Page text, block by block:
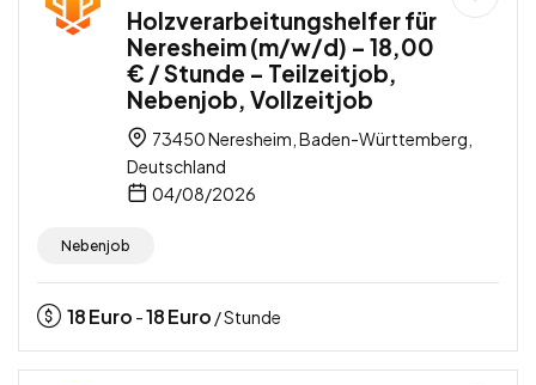
Holzverarbeitungshelfer für
Neresheim (m/w/d) – 18,00
€ / Stunde – Teilzeitjob,
Nebenjob, Vollzeitjob
73450 Neresheim, Baden-Württemberg,
Deutschland
04/08/2026
Nebenjob
18Euro -18Euro / Stunde